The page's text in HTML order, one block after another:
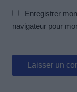
Enregistrer
navigateur pour